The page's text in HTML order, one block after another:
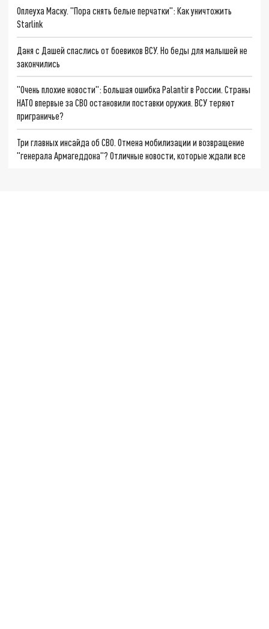
Оплеуха Маску. "Пора снять белые перчатки": Как уничтожить
Starlink
Даня с Дашей спаслись от боевиков ВСУ. Но беды для малышей не
закончились
"Очень плохие новости": Большая ошибка Palantir в России. Страны
НАТО впервые за СВО остановили поставки оружия. ВСУ теряют
приграничье?
Три главных инсайда об СВО. Отмена мобилизации и возвращение
"генерала Армагеддона"? Отличные новости, которые ждали все